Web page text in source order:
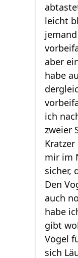
leicht
aber
habe
ich
zweier
mir im
sicher,
Den
auch
habe
gibt
Vögel
sich